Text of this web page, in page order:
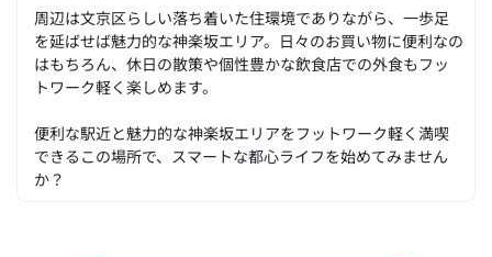
周辺は文京区らしい落ち着いた住環境でありながら、一歩足
を延ばせば魅力的な神楽坂エリア。日々のお買い物に便利なの
はもちろん、休日の散策や個性豊かな飲食店での外食もフッ
トワーク軽く楽しめます。
便利な駅近と魅力的な神楽坂エリアをフットワーク軽く満喫
できるこの場所で、スマートな都心ライフを始めてみません
か？